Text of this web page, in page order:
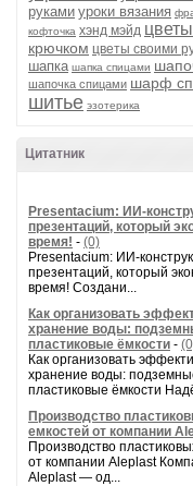
руками уроки вязания
кофточка хэнд мэйд цветы
крючком цветы своими
шапка шапка спицами
шапочка спицами шарф
шитье эзотерика
Цитатник
Presentacium:
презентаций, который
время! - (0)
Presentacium:
презентаций, который
время! Создани...
Как организовать
хранение воды:
пластиковые ёмкости -
Как организовать
хранение воды:
пластиковые ёмкости
Производство
емкостей от компании
Производство
от компании Aleplast
Aleplast — од...